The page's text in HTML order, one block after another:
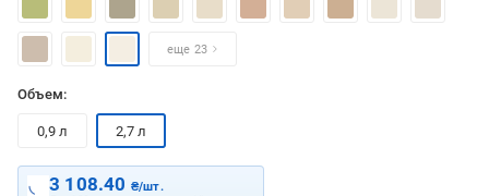
еще 23
Объем:
0,9 л 2,7 л
3 108.40 ₴/шт.